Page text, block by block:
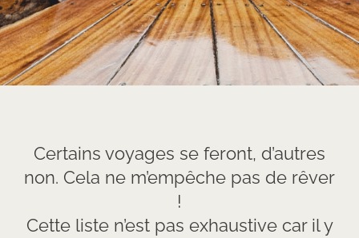
Certains voyages se feront, d’autres
non. Cela ne m’empêche pas de rêver
!
Cette liste n’est pas exhaustive car il y